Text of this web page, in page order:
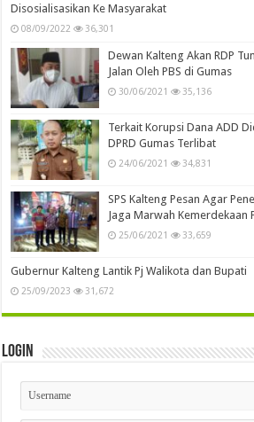
Disosialisasikan Ke Masyarakat
08/09/2022 36,301
Dewan Kalteng Akan RDP
Jalan Oleh PBS di Gumas
30/06/2021 35,136
Terkait Korupsi Dana ADD
DPRD Gumas Terlibat
24/06/2021 34,831
SPS Kalteng Pesan Agar
Jaga Marwah Kemerdekaan
25/06/2021 33,659
Gubernur Kalteng Lantik Pj Walikota dan Bupati
25/09/2023 31,672
Login